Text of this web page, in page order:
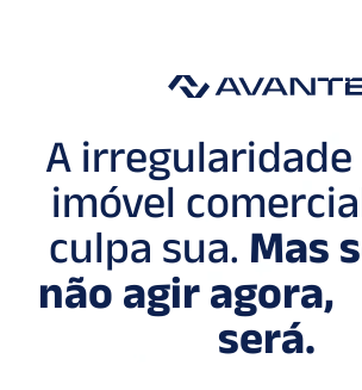
A irregularidade
imóvel
culpa sua. Mas
não agir agora,
será.